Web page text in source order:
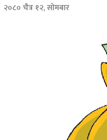
२०८० चैत्र १२, सोमबार